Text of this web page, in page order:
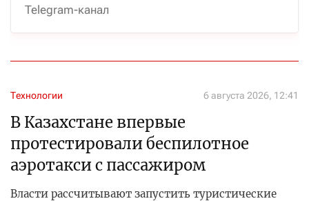
Telegram-канал
Технологии 6 августа 2026, 12:41
В Казахстане впервые
протестировали беспилотное
аэротакси с пассажиром
Власти рассчитывают запустить туристические